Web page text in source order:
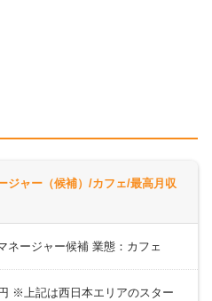
ジャー（候補）/カフェ/最高月収
ネージャー候補 業態：カフェ
※上記は西日本エリアのスター